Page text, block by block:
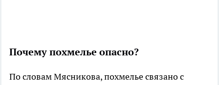
Почему похмелье опасно?
По словам Мясникова, похмелье связано с